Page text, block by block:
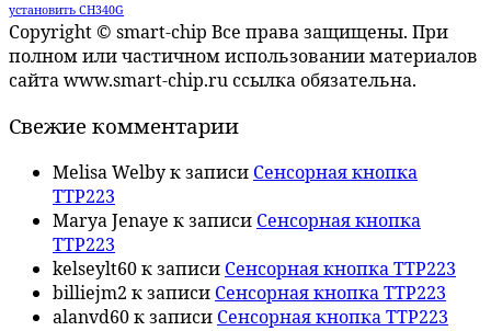
установить CH340G
Copyright © smart-chip Все права защищены. При
полном или частичном использовании материалов
сайта www.smart-chip.ru ссылка обязательна.
Свежие комментарии
Melisa Welbyк записи Сенсорная кнопка
TTP223
Marya Jenaye к записи Сенсорная кнопка
TTP223
kelseylt60к записи Сенсорная кнопка TTP223
billiejm2 к записи Сенсорная кнопка TTP223
alanvd60к записи Сенсорная кнопка TTP223